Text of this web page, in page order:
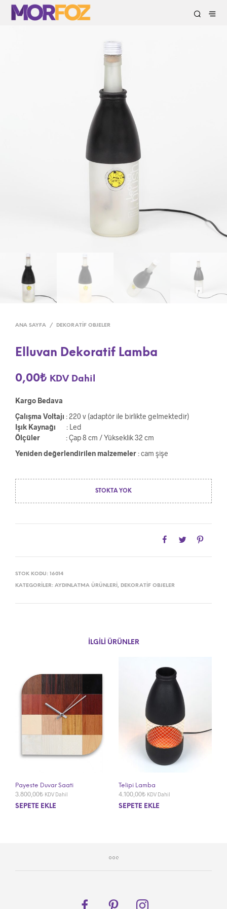
ANA SAYFA / DEKORATIF OBJELER
Elluvan Dekoratif Lamba
0,00₺ KDV Dahil
Kargo Bedava
Çalışma Voltajı : 220 v (adaptör ile birlikte gelmektedir)
Işık Kaynağı : Led
Ölçüler
: Çap 8 cm / Yükseklik 32 cm
Yeniden değerlendirilen malzemeler: cam şişe
STOKTA YOK
STOK KODU: 16014
KATEGORILER: AYDINLATMA ÜRÜNLERI , DEKORATIF OBJELER
İLGILI ÜRÜNLER
Payeste Duvar Saati
3.800,00₺ KDV Dahil
SEPETE EKLE
Telipi Lamba
4.100,00₺ KDV Dahil
SEPETE EKLE